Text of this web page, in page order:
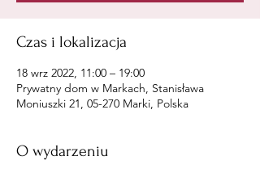
Czas i lokalizacja
18 wrz 2022, 11:00 – 19:00
Prywatny dom w Markach, Stanisława
Moniuszki 21, 05-270 Marki, Polska
O wydarzeniu